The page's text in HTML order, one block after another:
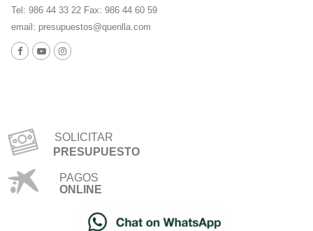
Tel: 986 44 33 22 Fax: 986 44 60 59
email: presupuestos@quenlla.com
SOLICITAR
PRESUPUESTO
PAGOS
ONLINE